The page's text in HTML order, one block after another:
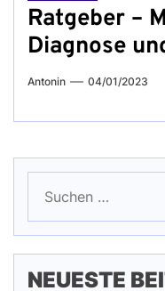
Ratgeber –
Diagnose
Antonin 04/01/2023
nach:
NEUESTE